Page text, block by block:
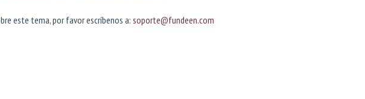
este tema, por favor escríbenos a: soporte@fundeen.com